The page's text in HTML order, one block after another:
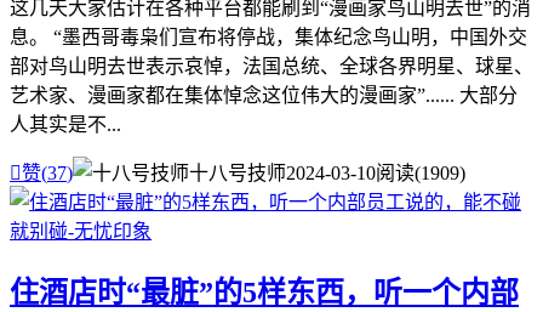
这几天大家估计在各种平台都能刷到“漫画家鸟山明去世”的消
息。 “墨西哥毒枭们宣布将停战，集体纪念鸟山明，中国外交
部对鸟山明去世表示哀悼，法国总统、全球各界明星、球星、
艺术家、漫画家都在集体悼念这位伟大的漫画家”...... 大部分
人其实是不...
赞(37) 十八号技师2024-03-10阅读(1909)
住酒店时“最脏”的5样东西，听一个内部